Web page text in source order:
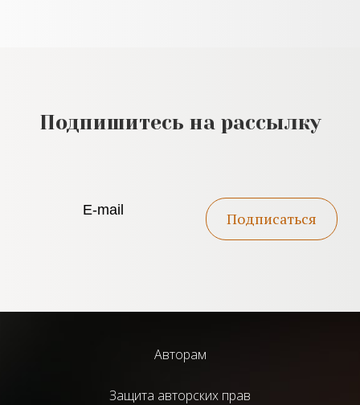
Подпишитесь на рассылку
Подписаться
Авторам
Защита авторских прав